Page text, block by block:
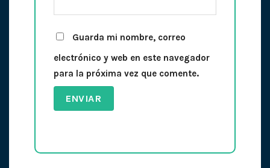
Guarda mi nombre, correo
electrónico y web en este navegador
para la próxima vez que comente.